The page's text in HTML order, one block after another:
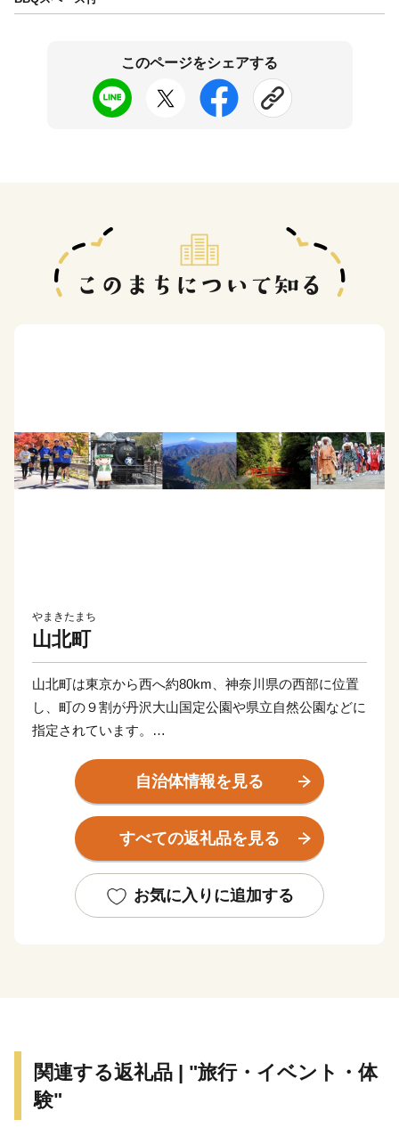
このページをシェアする
やまきたまち
山北町
山北町は東京から西へ約80km、神奈川県の西部に位置
し、町の９割が丹沢大山国定公園や県立自然公園などに
指定されています。
央に位置する「丹沢湖」には、富士山の雄大なやまなみ
を背景に美しい水がたたえられ、丹沢湖に注ぐ中川川の
上流には、信玄の隠し湯といわれる「中川温泉郷」もあ
ります。
水百選にも選ばれている名瀑「洒水の滝」です。
＜洒水の滝＞
自治体情報を見る
すべての返礼品を見る
お気に入りに追加する
関連する返礼品 | "旅行・イベント・体
験"